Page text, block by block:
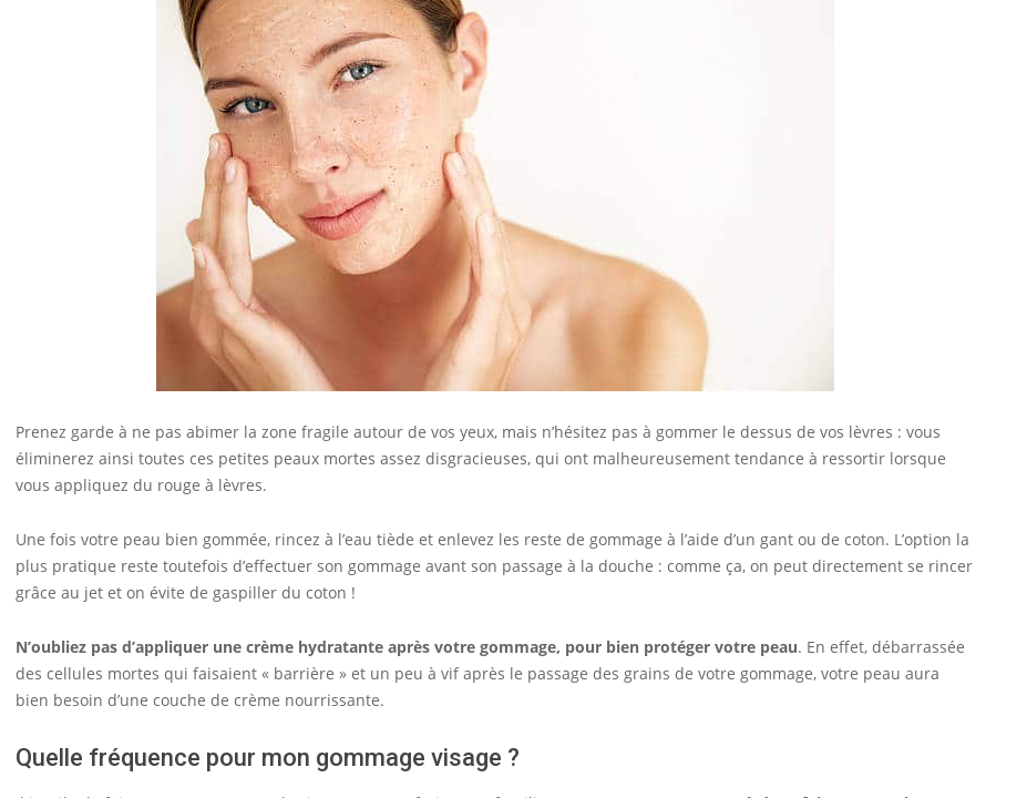
Prenez garde à ne pas abimer la zone fragile autour de vos yeux, mais n’hésitez pas à gommer le dessus de vos lèvres : vous
éliminerez ainsi toutes ces petites peaux mortes assez disgracieuses, qui ont malheureusement tendance à ressortir lorsque
vous appliquez du rouge à lèvres.
Une fois votre peau bien gommée, rincez à l’eau tiède et enlevez les reste de gommage à l’aide d’un gant ou de coton. L’option la
plus pratique reste toutefois d’effectuer son gommage avant son passage à la douche : comme ça, on peut directement se rincer
grâce au jet et on évite de gaspiller du coton !
N’oubliez pas d’appliquer une crème hydratante après votre gommage, pour bien protéger votre peau. En effet, débarrassée
des cellules mortes qui faisaient « barrière » et un peu à vif après le passage des grains de votre gommage, votre peau aura
bien besoin d’une couche de crème nourrissante.
Quelle fréquence pour mon gommage visage ?